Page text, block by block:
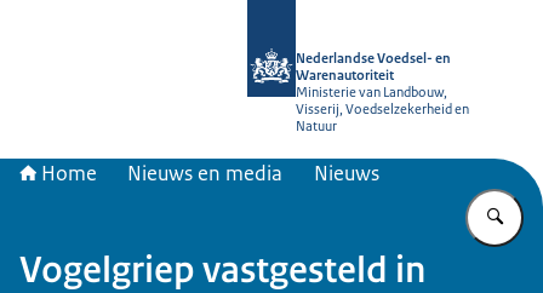
Nederlandse Voedsel- en
Warenautoriteit
Ministerie van Landbouw,
Visserij, Voedselzekerheid en
Natuur
Home Nieuws en media Nieuws
Vogelgriep vastgesteld in